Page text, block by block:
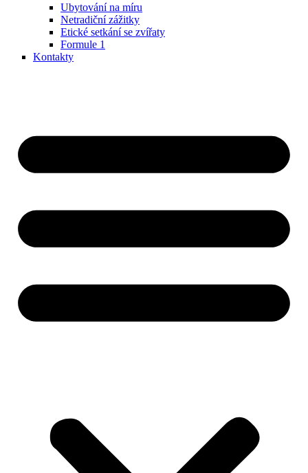
Ubytování na míru
Netradiční zážitky
Etické setkání se zvířaty
Formule 1
Kontakty